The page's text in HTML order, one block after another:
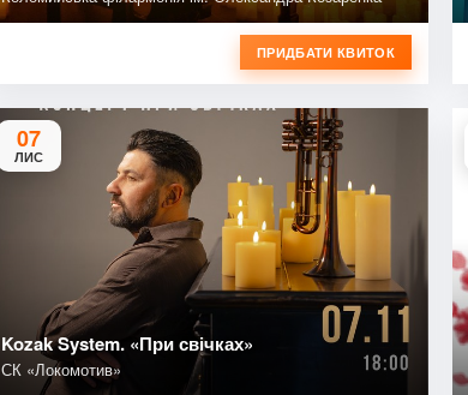
ПРИДБАТИ КВИТОК
07
ЛИС
Kozak System. «При свічках»
СК «Локомотив»